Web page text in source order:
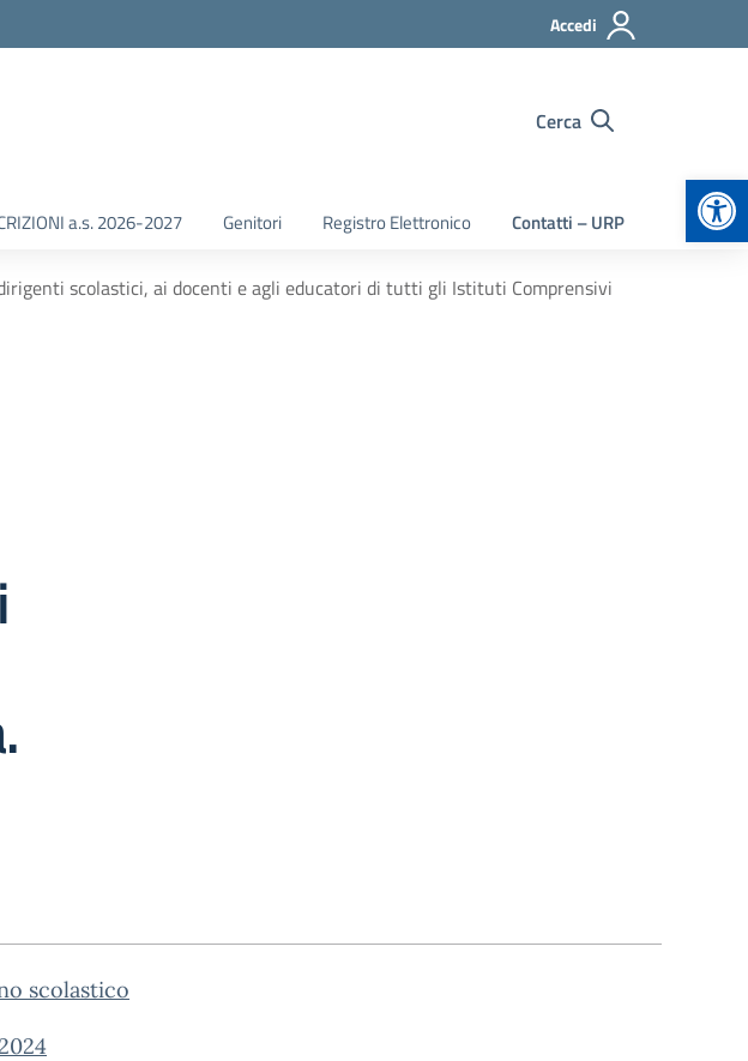
Accedi
Cerca
a.s. 2026-2027 Genitori Registro Elettronico Contatti – URP
scolastici, ai docenti e agli educatori di tutti gli Istituti Comprensivi
scolastico